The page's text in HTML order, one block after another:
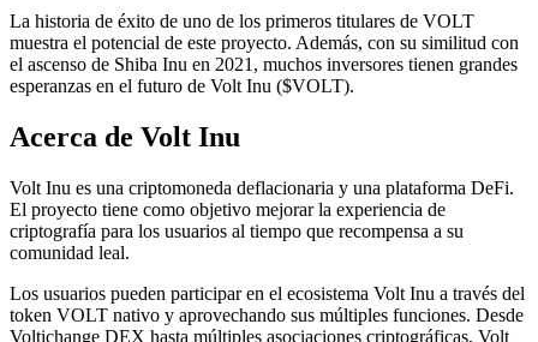
La historia de éxito de uno de los primeros titulares de VOLT
muestra el potencial de este proyecto. Además, con su similitud con
el ascenso de Shiba Inu en 2021, muchos inversores tienen grandes
esperanzas en el futuro de Volt Inu ($VOLT).
Acerca de Volt Inu
Volt Inu es una criptomoneda deflacionaria y una plataforma DeFi.
El proyecto tiene como objetivo mejorar la experiencia de
criptografía para los usuarios al tiempo que recompensa a su
comunidad leal.
Los usuarios pueden participar en el ecosistema Volt Inu a través del
token VOLT nativo y aprovechando sus múltiples funciones. Desde
Voltichange DEX hasta múltiples asociaciones criptográficas, Volt